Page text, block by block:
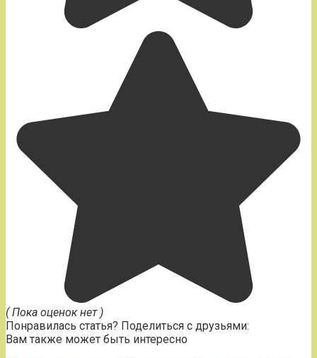
( Пока оценок нет )
Понравилась статья? Поделиться с друзьями:
Вам также может быть интересно